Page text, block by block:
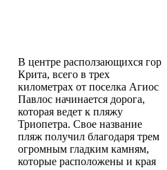
В центре расползающихся гор
Крита, всего в трех
километрах от поселка Агиос
Павлос начинается дорога,
которая ведет к пляжу
Триопетра. Свое название
пляж получил благодаря трем
огромным гладким камням,
которые расположены и края